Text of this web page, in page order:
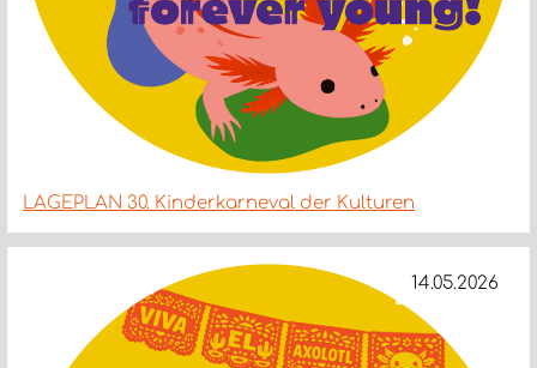
LAGEPLAN 30. Kinderkarneval der Kulturen
14.05.2026